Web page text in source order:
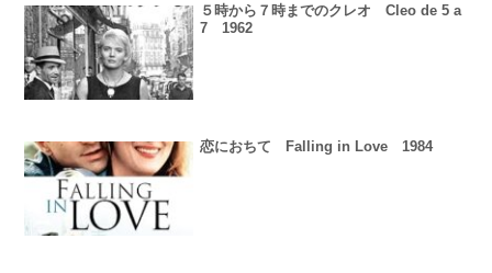
５時から７時までのクレオ Cleo de 5 a
7 1962
恋におちて Falling in Love 1984